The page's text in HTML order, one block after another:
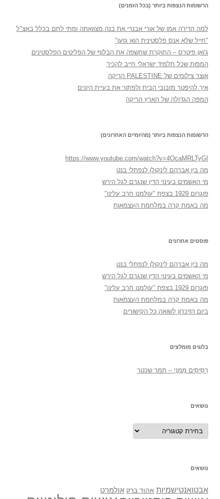
הרשומות הנצפות ביותר (בכל הזמנים)
למה הדירה אמו של אורי אבנרי את בנה מצוואתה ומתי לחם בכלל באצ"ל
"חייל שלא אנס פלסטינית הוא גזען"
ג'ואן פיטרס – החוקרת שחשפה את הבלוף של הפליטים הפלסטינים
המפות שכל תלמיד ישראלי חייב להכיר
אוצר צילומים של PALESTINE הריקה
איך להיפטר מזבובי הבית ולפתור את בעיית היונים
המפה הגדולה של הארץ הריקה
הרשומות הנצפות ביותר (מהיומיים האחרונים)
https://www.youtube.com/watch?v=4OcaMRLTyGI
מה בין אברהם לינקולן לנפתלי בנט
מי האשמים בעינוי הדין שנגרם לגל הירש
פוגרום 1929 בצפת "עולמנו חרב עלינו"
מה באמת קרה במלחמת העצמאות
פוסטים אחרונים
מה בין אברהם לינקולן לנפתלי בנט
מי האשמים בעינוי הדין שנגרם לגל הירש
פוגרום 1929 בצפת "עולמנו חרב עלינו"
מה באמת קרה במלחמת העצמאות
ביום הזיכרון לשואה כל הקישורים
בלוגים מומלצים
רְסִיסִים מִמֶנִי – תמר שכטר
נושאים
נושאים
נושאים
אבטואנטישמיות אהוד ברק אולמרט